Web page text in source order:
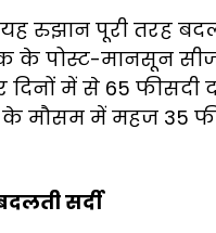
रुझान पूरी तरह
के पोस्ट-मानसून
में से 65 फीसदी
के मौसम में महज 35
सर्दी